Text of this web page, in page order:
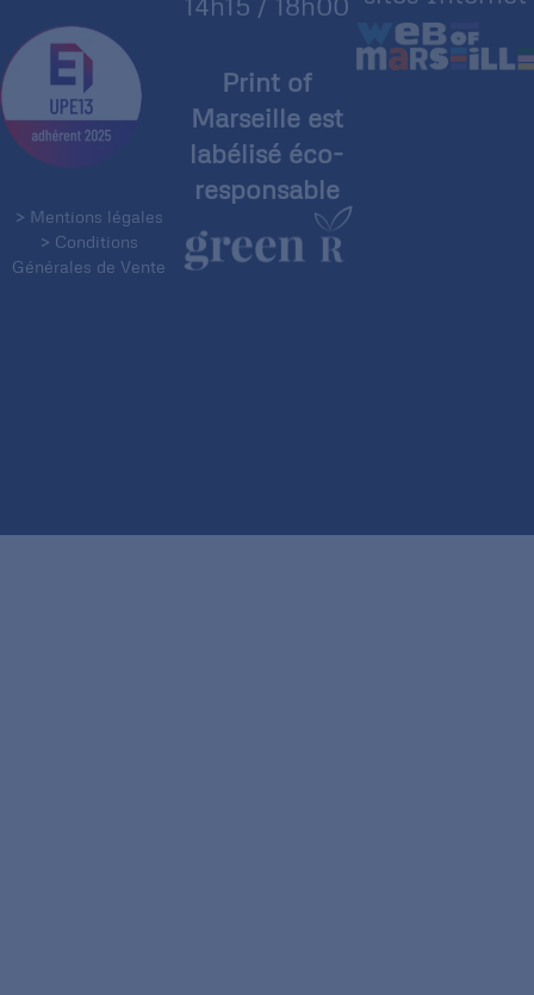
> Mentions légales
> Conditions
Générales de Vente
Print of
Marseille est
labélisé éco-
responsable